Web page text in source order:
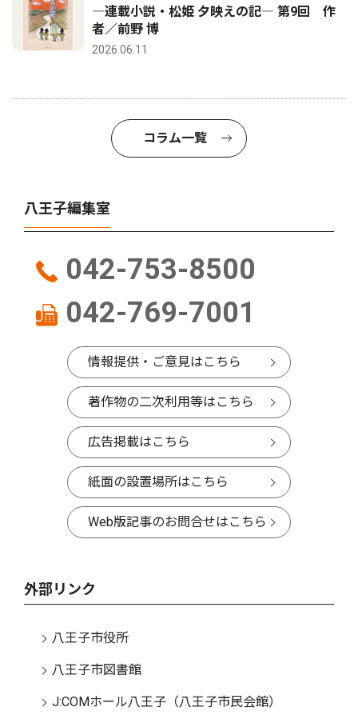
―連載小説・松姫 夕映えの記― 第9回 作
者／前野 博
2026.06.11
コラム一覧
八王子編集室
042-753-8500
042-769-7001
情報提供・ご意見はこちら
著作物の二次利用等はこちら
広告掲載はこちら
紙面の設置場所はこちら
Web版記事のお問合せはこちら
外部リンク
八王子市役所
八王子市図書館
J:COMホール八王子（八王子市民会館）